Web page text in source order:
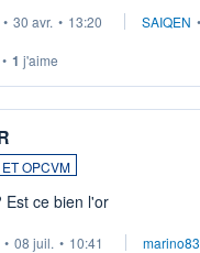
long terme tip top pour sa
• 30 avr. • 13:20 SAIQEN •
• 1 j'aime
ET OPCVM
Est ce bien l'or
• 08 juil. • 10:41 marino83